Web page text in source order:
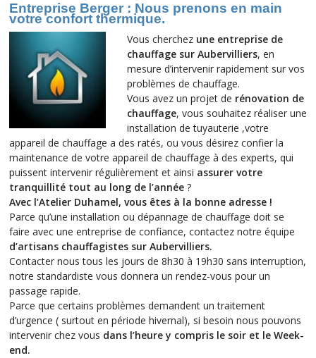
Entreprise Berger : Nous prenons en main
votre confort thermique.
Vous cherchez une entreprise de
chauffage sur Aubervilliers, en
mesure d’intervenir rapidement sur vos
problèmes de chauffage.
Vous avez un projet de rénovation de
chauffage, vous souhaitez réaliser une
installation de tuyauterie ,votre
appareil de chauffage a des ratés, ou vous désirez confier la
maintenance de votre appareil de chauffage à des experts, qui
puissent intervenir régulièrement et ainsi assurer votre
tranquillité tout au long de l’année ?
Avec l’Atelier Duhamel, vous êtes à la bonne adresse !
Parce qu’une installation ou dépannage de chauffage doit se
faire avec une entreprise de confiance, contactez notre équipe
d’artisans chauffagistes sur Aubervilliers.
Contacter nous tous les jours de 8h30 à 19h30 sans interruption,
notre standardiste vous donnera un rendez-vous pour un
passage rapide.
Parce que certains problèmes demandent un traitement
d’urgence ( surtout en période hivernal), si besoin nous pouvons
intervenir chez vous dans l’heure y compris le soir et le Week-
end.